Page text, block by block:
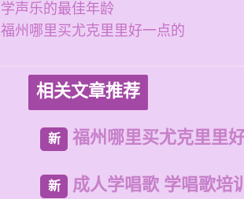
学声乐的最佳年龄
福州哪里买尤克里里好一点的
相关文章推荐
新 福州哪里买尤克里里
新 成人学唱歌 学唱歌培